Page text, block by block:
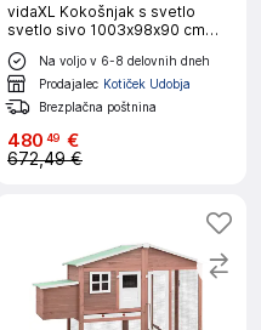
vidaXL Kokošnjak s svetlo
svetlo sivo 1003x98x90 cm
pocinkano jeklo
Na voljo v 6-8 delovnih dneh
Prodajalec Kotiček Udobja
Brezplačna poštnina
480 49 €
672,49 €